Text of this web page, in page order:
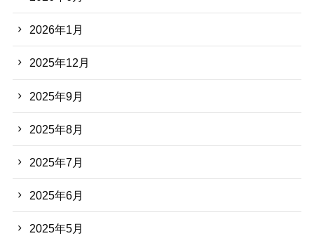
2026年1月
2025年12月
2025年9月
2025年8月
2025年7月
2025年6月
2025年5月